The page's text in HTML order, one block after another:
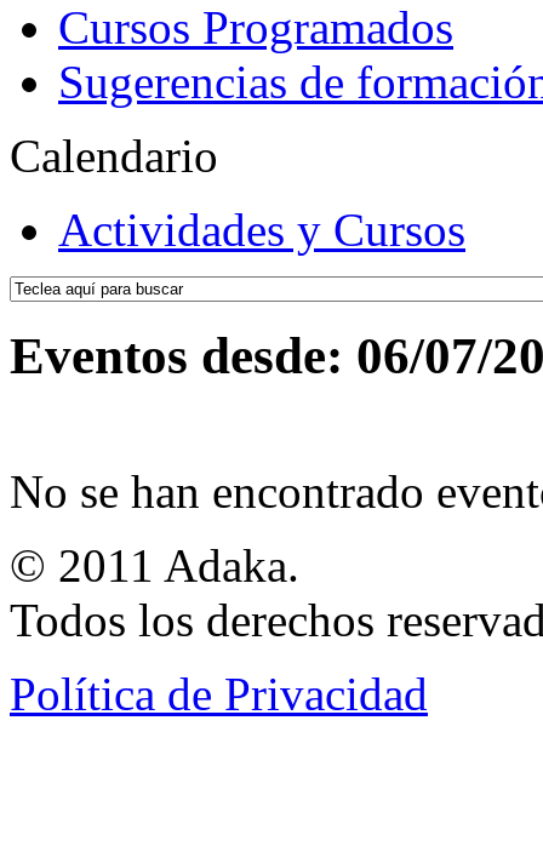
Cursos Programados
Sugerencias de
Calendario
Actividades y Cursos
Eventos desde: 06/07/
No se han encontrado
© 2011 Adaka.
Todos los derechos
Política de Privacidad